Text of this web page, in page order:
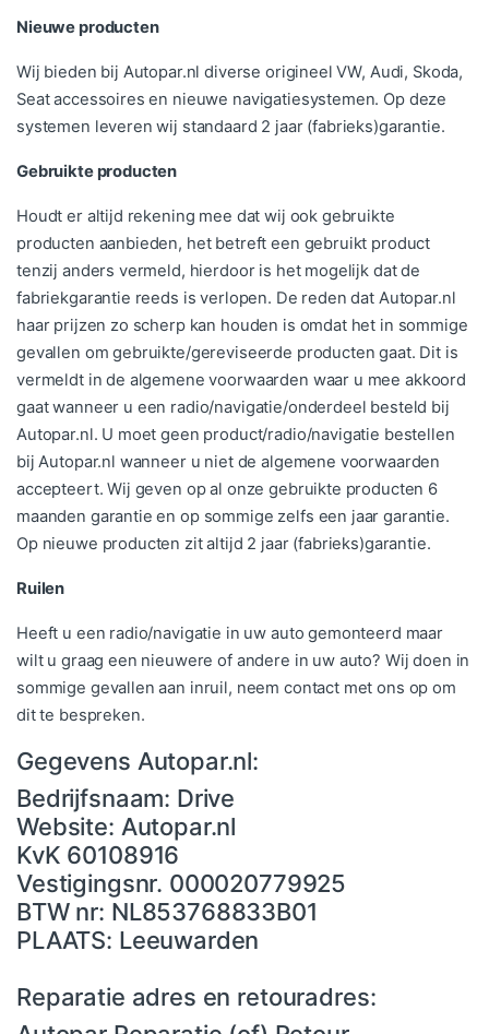
Nieuwe producten
Wij bieden bij Autopar.nl diverse origineel VW, Audi, Skoda,
Seat accessoires en nieuwe navigatiesystemen. Op deze
systemen leveren wij standaard 2 jaar (fabrieks)garantie.
Gebruikte producten
Houdt er altijd rekening mee dat wij ook gebruikte
producten aanbieden, het betreft een gebruikt product
tenzij anders vermeld, hierdoor is het mogelijk dat de
fabriekgarantie reeds is verlopen. De reden dat Autopar.nl
haar prijzen zo scherp kan houden is omdat het in sommige
gevallen om gebruikte/gereviseerde producten gaat. Dit is
vermeldt in de algemene voorwaarden waar u mee akkoord
gaat wanneer u een radio/navigatie/onderdeel besteld bij
Autopar.nl. U moet geen product/radio/navigatie bestellen
bij Autopar.nl wanneer u niet de algemene voorwaarden
accepteert. Wij geven op al onze gebruikte producten 6
maanden garantie en op sommige zelfs een jaar garantie.
Op nieuwe producten zit altijd 2 jaar (fabrieks)garantie.
Ruilen
Heeft u een radio/navigatie in uw auto gemonteerd maar
wilt u graag een nieuwere of andere in uw auto? Wij doen in
sommige gevallen aan inruil, neem contactmet ons op om
dit te bespreken.
Gegevens Autopar.nl:
Bedrijfsnaam: Drive
Website: Autopar.nl
KvK 60108916
Vestigingsnr. 000020779925
BTW nr: NL853768833B01
PLAATS: Leeuwarden
Reparatie adres en retouradres: